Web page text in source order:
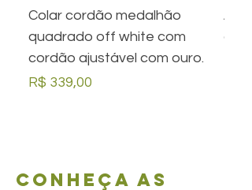
Colar cordão medalhão
quadrado off white com
cordão ajustável com ouro.
Preço
R$ 339,00
Conheça as